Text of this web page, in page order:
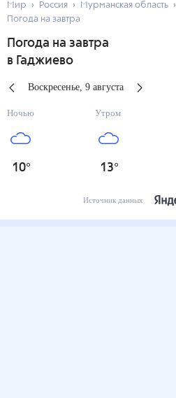
Мир Россия Мурманская область
Погода на завтра
Погода на завтра
в Гаджиево
Воскресенье, 9августа
Ночью
10°
Утром
13°
Источник данных